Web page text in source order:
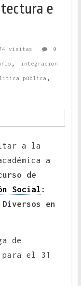
e
visitas 0
, integracion
pública ,
a la
a
de
Social :
en
de
el 31